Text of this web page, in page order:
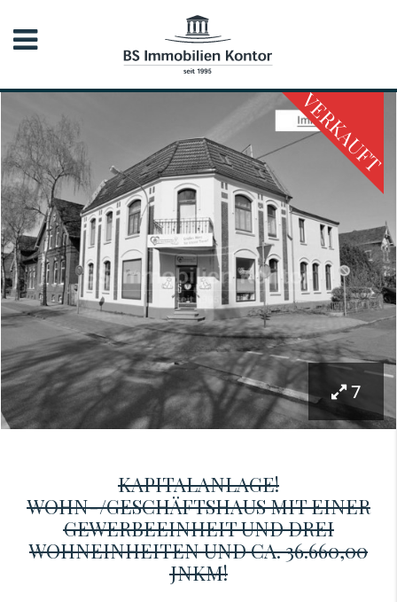
VERKAUFT
7
KAPITALANLAGE!
WOHN-/GESCHÄFTSHAUS MIT EINER
GEWERBEEINHEIT UND DREI
WOHNEINHEITEN UND CA. 36.660,00
JNKM!